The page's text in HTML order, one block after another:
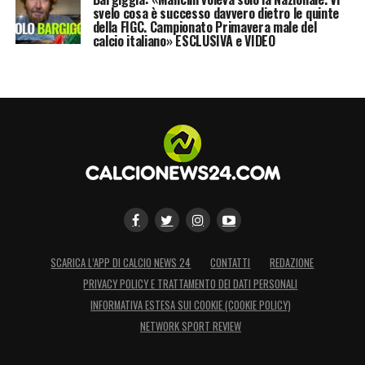
LA PLAYLIST DELLE NOSTRE TOP NEWS
svelo cosa è successo davvero dietro le quinte
della FIGC. Campionato Primavera male del
calcio italiano» ESCLUSIVA e VIDEO
SCARICA L’APP DI CALCIO NEWS 24 CONTATTI
REDAZIONE
PRIVACY POLICY E TRATTAMENTO DEI DATI PERSONALI
INFORMATIVA ESTESA SUI COOKIE (COOKIE POLICY)
NETWORK SPORT REVIEW